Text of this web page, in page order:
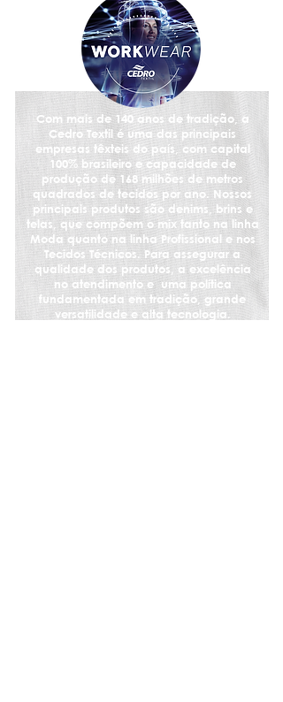
Com mais de 140 anos de tradição, a
Cedro Textil é uma das principais
empresas têxteis do país, com capital
100% brasileiro e capacidade de
produção de 168 milhões de metros
quadrados de tecidos por ano. Nossos
principais produtos são denims, brins e
telas, que compõem o mix tanto na linha
Moda quanto na linha Profissional e nos
Tecidos Técnicos. Para assegurar a
qualidade dos produtos, a excelência
no atendimento e uma política
fundamentada em tradição, grande
versatilidade e alta tecnologia.